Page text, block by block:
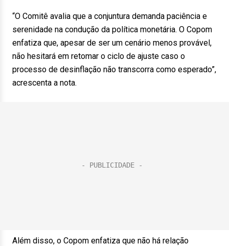
“O Comitê avalia que a conjuntura demanda paciência e
serenidade na condução da política monetária. O Copom
enfatiza que, apesar de ser um cenário menos provável,
não hesitará em retomar o ciclo de ajuste caso o
processo de desinflação não transcorra como esperado”,
acrescenta a nota.
Além disso, o Copom enfatiza que não há relação